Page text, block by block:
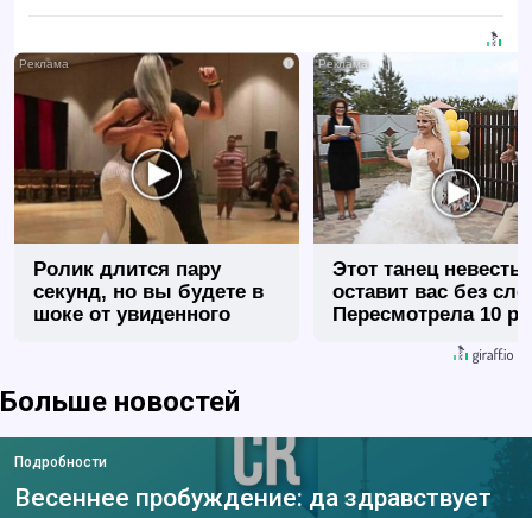
i
Ролик длится пару
секунд, но вы будете в
шоке от увиденного
Этот танец невесты
оставит вас без
Пересмотрела 10
Больше новостей
Подробности
Весеннее пробуждение: да здравствует